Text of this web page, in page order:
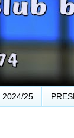
2024/25